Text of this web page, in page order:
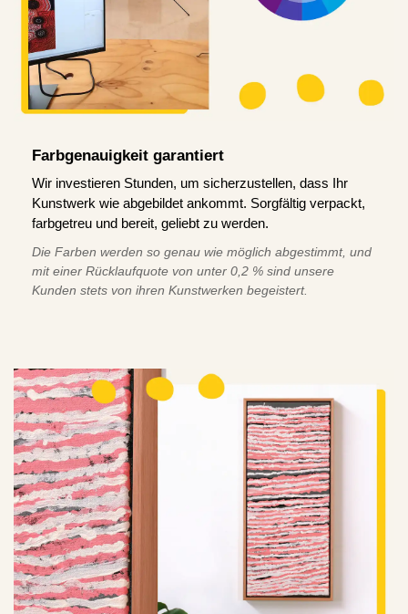
Farbgenauigkeit garantiert
Wir investieren Stunden, um sicherzustellen, dass Ihr
Kunstwerk wie abgebildet ankommt. Sorgfältig verpackt,
farbgetreu und bereit, geliebt zu werden.
Die Farben werden so genau wie möglich abgestimmt, und
mit einer Rücklaufquote von unter 0,2 % sind unsere
Kunden stets von ihren Kunstwerken begeistert.